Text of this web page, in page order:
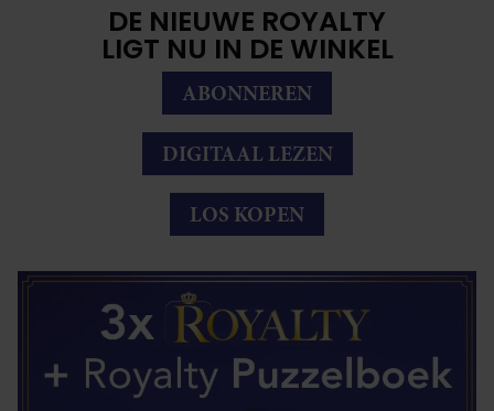
DE NIEUWE ROYALTY
LIGT NU IN DE WINKEL
ABONNEREN
DIGITAAL LEZEN
LOS KOPEN